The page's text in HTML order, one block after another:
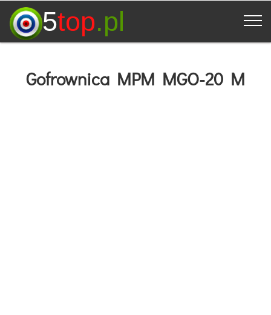
5top.pl
Gofrownica MPM MGO-20 M